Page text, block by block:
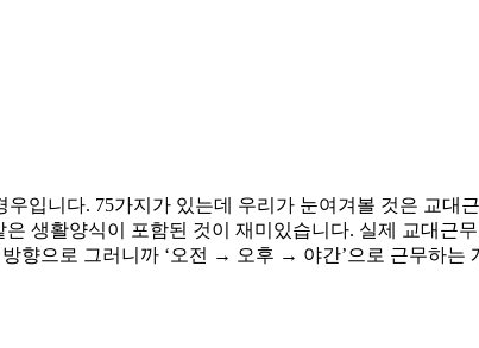
입니다. 75가지가 있는데 우리가 눈여겨볼 것은 교대
생활양식이 포함된 것이 재미있습니다. 실제 교대근
향으로 그러니까 ‘오전 → 오후 → 야간’으로 근무하